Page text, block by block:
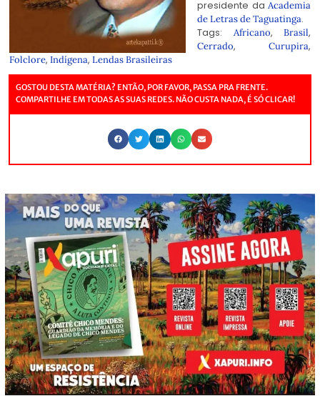
presidente da Academia
de Letras de Taguatinga.
Tags: Africano, Brasil,
Cerrado, Curupira,
Folclore, Indígena, Lendas Brasileiras
GOSTOU DESTA MATÉRIA? ENTÃO, POR FAVOR, PASSA PRA FRENTE.
COMPARTILHE EM TODAS AS SUAS REDES. NÃO CUSTA NADA, É SÓ CLICAR!